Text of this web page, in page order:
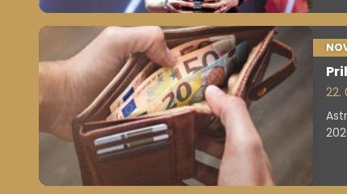
22.